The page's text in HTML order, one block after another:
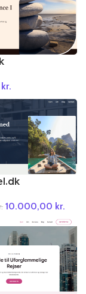
kr.
10.000,00 kr.